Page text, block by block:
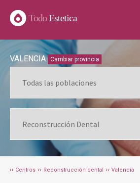
TodoEstetica
VALENCIA Cambiar provincia
Centros Reconstrucción dental Valencia